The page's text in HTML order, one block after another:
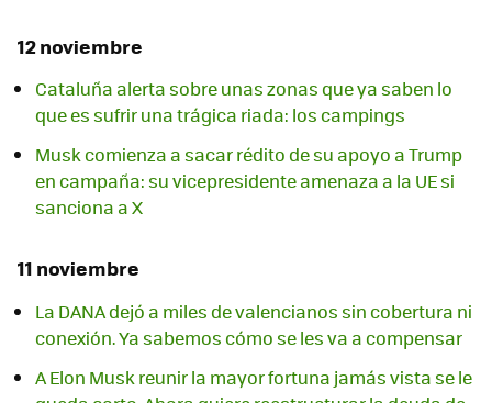
12 noviembre
Cataluña alerta sobre unas zonas que ya saben lo
que es sufrir una trágica riada: los campings
Musk comienza a sacar rédito de su apoyo a Trump
en campaña: su vicepresidente amenaza a la UE si
sanciona a X
11 noviembre
La DANA dejó a miles de valencianos sin cobertura ni
conexión. Ya sabemos cómo se les va a compensar
A Elon Musk reunir la mayor fortuna jamás vista se le